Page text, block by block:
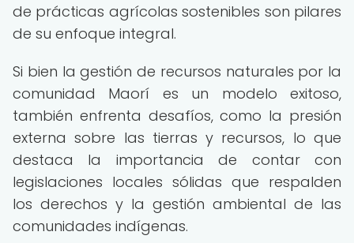
de prácticas agrícolas sostenibles son pilares
de su enfoque integral.
Si bien la gestión de recursos naturales por la
comunidad Maorí es un modelo exitoso,
también enfrenta desafíos, como la presión
externa sobre las tierras y recursos, lo que
destaca la importancia de contar con
legislaciones locales sólidas que respalden
los derechos y la gestión ambiental de las
comunidades indígenas.